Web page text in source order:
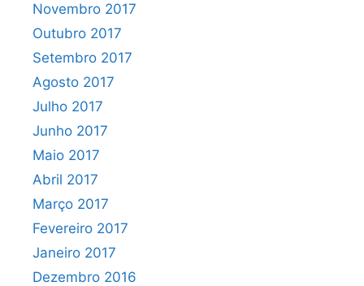
Novembro 2017
Outubro 2017
Setembro 2017
Agosto 2017
Julho 2017
Junho 2017
Maio 2017
Abril 2017
Março 2017
Fevereiro 2017
Janeiro 2017
Dezembro 2016